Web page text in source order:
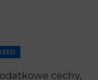
cechy,